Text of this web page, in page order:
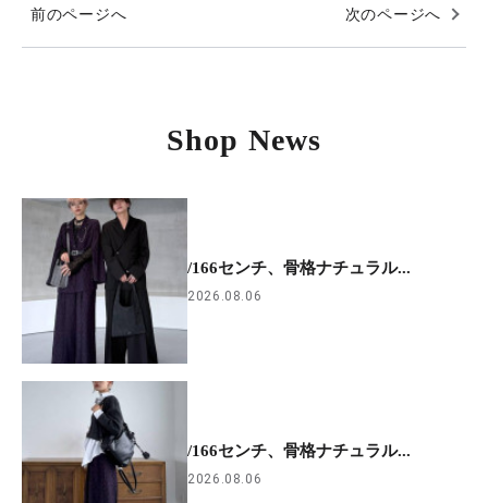
前のページへ 次のページへ
Shop News
/166センチ、骨格ナチュラル...
2026.08.06
/166センチ、骨格ナチュラル...
2026.08.06